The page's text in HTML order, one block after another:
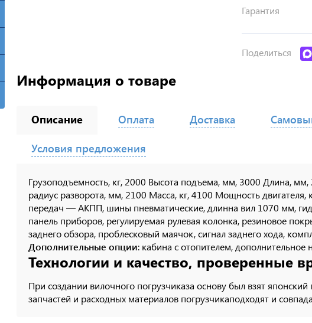
Гарантия
Поделиться
Информация о товаре
Описание
Грузоподъемность, кг, 2000 Высота подъема, мм, 3000 Длина,
радиус разворота, мм, 2100 Масса, кг, 4100 Мощность
передач — АКПП, шины пневматические, длинна вил 1070 мм,
панель приборов, регулируемая рулевая колонка, резиновое
заднего обзора, проблесковый маячок, сигнал заднего хода,
Дополнительные опции: кабина с отопителем, дополнительное
Технологии и качество, проверенные
При создании вилочного погрузчиказа основу был взят
запчастей и расходных материалов погрузчикаподходят и
Оплата Доставка
Условия предложения